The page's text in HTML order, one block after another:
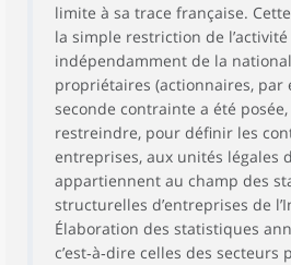
limite à sa trace française.
la simple restriction de
indépendamment de la
propriétaires (actionnaires, par
seconde contrainte a été
restreindre, pour définir les
entreprises, aux unités légales
appartiennent au champ des
structurelles d’entreprises de
Élaboration des statistiques
c’est‑à‑dire celles des